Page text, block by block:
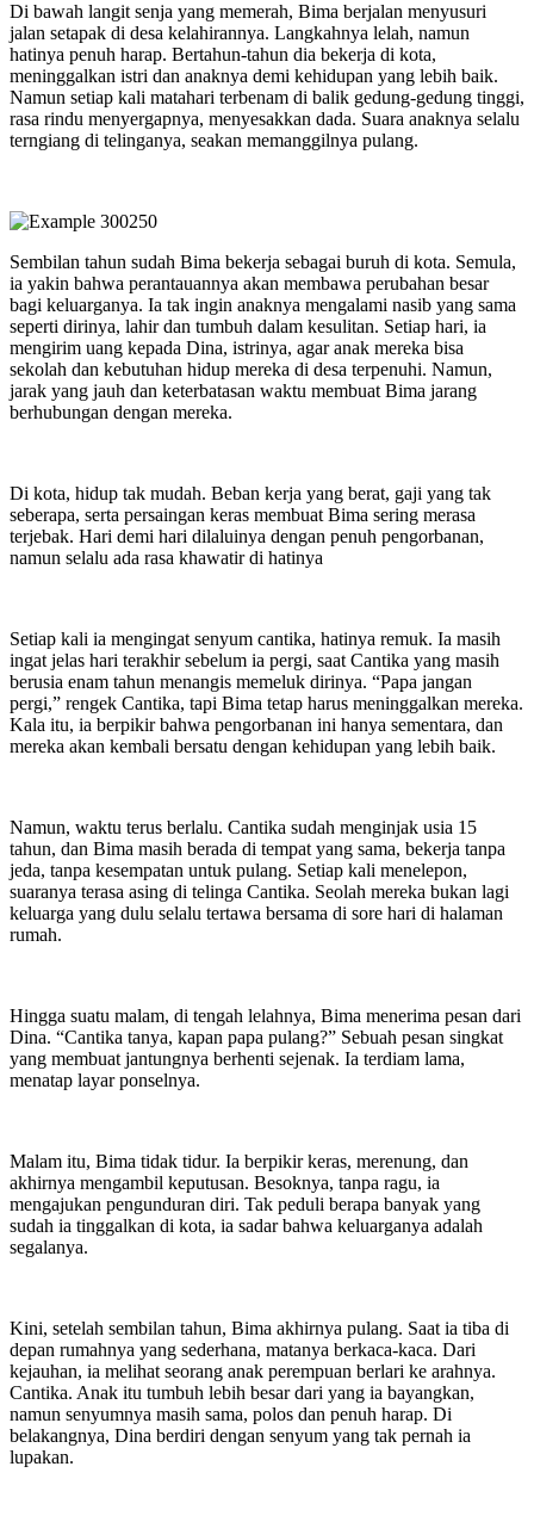
Di bawah langit senja yang memerah, Bima berjalan menyusuri
jalan setapak di desa kelahirannya. Langkahnya lelah, namun
hatinya penuh harap. Bertahun-tahun dia bekerja di kota,
meninggalkan istri dan anaknya demi kehidupan yang lebih baik.
Namun setiap kali matahari terbenam di balik gedung-gedung tinggi,
rasa rindu menyergapnya, menyesakkan dada. Suara anaknya selalu
terngiang di telinganya, seakan memanggilnya pulang.
Sembilan tahun sudah Bima bekerja sebagai buruh di kota. Semula,
ia yakin bahwa perantauannya akan membawa perubahan besar
bagi keluarganya. Ia tak ingin anaknya mengalami nasib yang sama
seperti dirinya, lahir dan tumbuh dalam kesulitan. Setiap hari, ia
mengirim uang kepada Dina, istrinya, agar anak mereka bisa
sekolah dan kebutuhan hidup mereka di desa terpenuhi. Namun,
jarak yang jauh dan keterbatasan waktu membuat Bima jarang
berhubungan dengan mereka.
Di kota, hidup tak mudah. Beban kerja yang berat, gaji yang tak
seberapa, serta persaingan keras membuat Bima sering merasa
terjebak. Hari demi hari dilaluinya dengan penuh pengorbanan,
namun selalu ada rasa khawatir di hatinya
Setiap kali ia mengingat senyum cantika, hatinya remuk. Ia masih
ingat jelas hari terakhir sebelum ia pergi, saat Cantika yang masih
berusia enam tahun menangis memeluk dirinya. “Papa jangan
pergi,” rengek Cantika, tapi Bima tetap harus meninggalkan mereka.
Kala itu, ia berpikir bahwa pengorbanan ini hanya sementara, dan
mereka akan kembali bersatu dengan kehidupan yang lebih baik.
Namun, waktu terus berlalu. Cantika sudah menginjak usia 15
tahun, dan Bima masih berada di tempat yang sama, bekerja tanpa
jeda, tanpa kesempatan untuk pulang. Setiap kali menelepon,
suaranya terasa asing di telinga Cantika. Seolah mereka bukan lagi
keluarga yang dulu selalu tertawa bersama di sore hari di halaman
rumah.
Hingga suatu malam, di tengah lelahnya, Bima menerima pesan dari
Dina. “Cantika tanya, kapan papa pulang?” Sebuah pesan singkat
yang membuat jantungnya berhenti sejenak. Ia terdiam lama,
menatap layar ponselnya.
Malam itu, Bima tidak tidur. Ia berpikir keras, merenung, dan
akhirnya mengambil keputusan. Besoknya, tanpa ragu, ia
mengajukan pengunduran diri. Tak peduli berapa banyak yang
sudah ia tinggalkan di kota, ia sadar bahwa keluarganya adalah
segalanya.
Kini, setelah sembilan tahun, Bima akhirnya pulang. Saat ia tiba di
depan rumahnya yang sederhana, matanya berkaca-kaca. Dari
kejauhan, ia melihat seorang anak perempuan berlari ke arahnya.
Cantika. Anak itu tumbuh lebih besar dari yang ia bayangkan,
namun senyumnya masih sama, polos dan penuh harap. Di
belakangnya, Dina berdiri dengan senyum yang tak pernah ia
lupakan.